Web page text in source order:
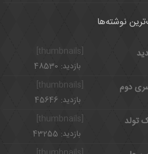
نوشته‌ها
بازدید: 48530
[thumbnails]
دوم
بازدید: 45646
تولد
بازدید: 43255